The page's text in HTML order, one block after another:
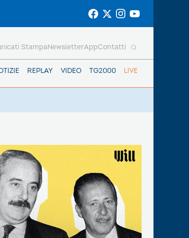
REPLAY VIDEO TG2000 LIVE
StampaNewsletterAppContatti